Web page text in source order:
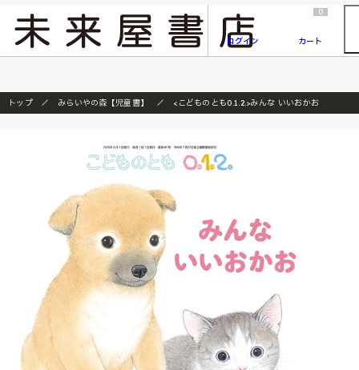
『ONE PIECE magazine 021 ONE PIECEカード付き同梱版』発売延期のご案内
ログイン
0
カート
トップ みらいやの森【児童書】 <こどものとも0.1.2.>みんな いいおかお